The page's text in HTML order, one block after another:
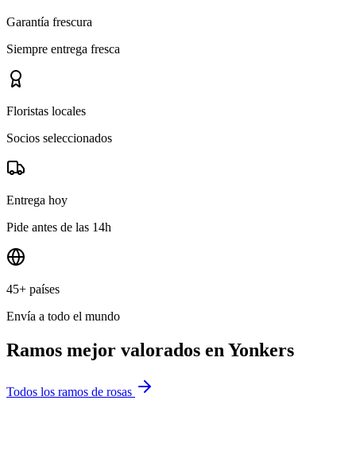
Garantía frescura
Siempre entrega fresca
Floristas locales
Socios seleccionados
Entrega hoy
Pide antes de las 14h
45+ países
Envía a todo el mundo
Ramos mejor valorados en Yonkers
Todos los ramos de rosas